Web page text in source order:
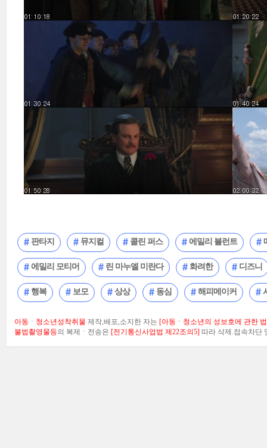
판타지 뮤지컬 콜린 퍼스 에밀리 블런트
에밀리 모티머 린 마누엘 미란다 화려한 디즈니
행복 보모 상상 동심 해피메이커
아동ㆍ청소년성착취물 제작,배포,소지한 자는 [아동ㆍ청소년의 성보호에 관한
불법촬영물등의 복제ㆍ전송은 [전기통신사업법 제22조의5] 따라 삭제.접속차단